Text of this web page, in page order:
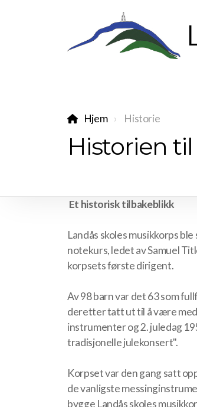
Hjem Historie
Historien
Et historisk tilbakeblikk
Landås skoles musikkorps
notekurs, ledet av Samuel
korpsets første dirigent.
Av 98 barn var det 63 som
deretter tatt ut til å være
instrumenter og 2. juledag
tradisjonelle julekonsert".
Korpset var den gang satt
de vanligste
bygge Landås skoles